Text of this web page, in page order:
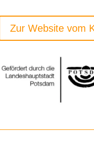
Zur Website vom